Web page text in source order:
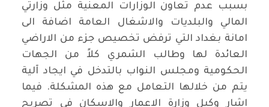
بسبب عدم تعاون الوزارات المعنية مثل وزارتي
المالي والبلديات والاشغال العامة اضافة الى
امانة بغداد التي ترفض تخصيص جزء من الاراضي
العائدة لها وطالب الشمري كلاً من الجهات
الحكومية ومجلس النواب بالتدخل في ايجاد آلية
يتم من خلالها التعامل مع هذه المشكلة. فيما
اشار وكيل وزارة الاعمار والاسكان في تصريح